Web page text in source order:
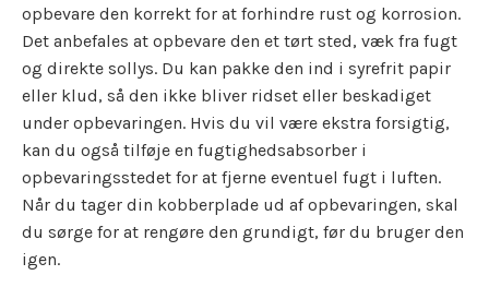
opbevare den korrekt for at forhindre rust og korrosion.
Det anbefales at opbevare den et tørt sted, væk fra fugt
og direkte sollys. Du kan pakke den ind i syrefrit papir
eller klud, så den ikke bliver ridset eller beskadiget
under opbevaringen. Hvis du vil være ekstra forsigtig,
kan du også tilføje en fugtighedsabsorber i
opbevaringsstedet for at fjerne eventuel fugt i luften.
Når du tager din kobberplade ud af opbevaringen, skal
du sørge for at rengøre den grundigt, før du bruger den
igen.